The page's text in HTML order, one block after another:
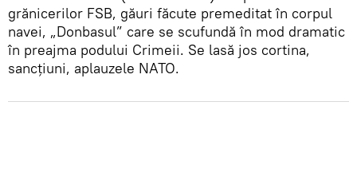
grănicerilor FSB, găuri făcute premeditat în corpul
navei, „Donbasul” care se scufundă în mod dramatic
în preajma podului Crimeii. Se lasă jos cortina,
sancțiuni, aplauzele NATO.